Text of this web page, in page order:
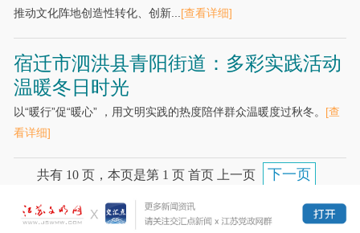
推动文化阵地创造性转化、创新...[查看详细]
宿迁市泗洪县青阳街道：多彩实践活动
温暖冬日时光
以“暖行”促“暖心” ，用文明实践的热度陪伴群众温暖度过秋冬。 [查
看详细]
共有 10 页，本页是第 1 页 首页 上一页
下一页
末页
跳转到